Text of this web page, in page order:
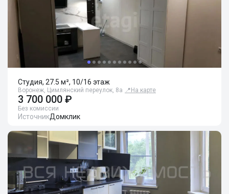
Студия, 27.5 м², 10/16 этаж
Воронеж, Цимлянский переулок, 8а 📍 На карте
3 700 000 ₽
Без комиссии
ИсточникДомклик